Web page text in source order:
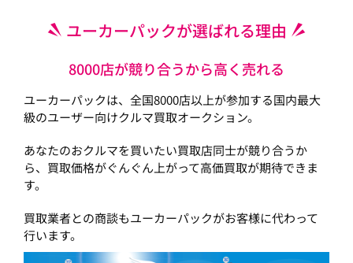
ユーカーパックが選ばれる理由
8000店が競り合うから高く売れる
ユーカーパックは、全国8000店以上が参加する国内最大
級のユーザー向けクルマ買取オークション。
あなたのおクルマを買いたい買取店同士が競り合うか
ら、買取価格がぐんぐん上がって高価買取が期待できま
す。
買取業者との商談もユーカーパックがお客様に代わって
行います。